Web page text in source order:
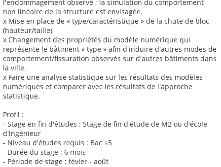
l'endommagement observé ; la simulation du comportement
non linéaire de la structure est envisagée.
x Mise en place de « type/caractéristique » de la chute de bloc
(hauteur/taille)
x Changement des propriétés du modèle numérique qui
représente le bâtiment « type » afin d'induire d'autres modes de
comportement/fissuration observés sur d'autres bâtiments dans
la ville.
x Faire une analyse statistique sur les résultats des modèles
numériques et comparer avec les résultats de l'approche
statistique.
Profil :
- Stage en fin d'études : Stage de fin d'étude de M2 ou d'école
d'ingénieur
- Niveau d'études requis : Bac +5
- Durée du stage : 6 mois
- Période de stage : févier - août